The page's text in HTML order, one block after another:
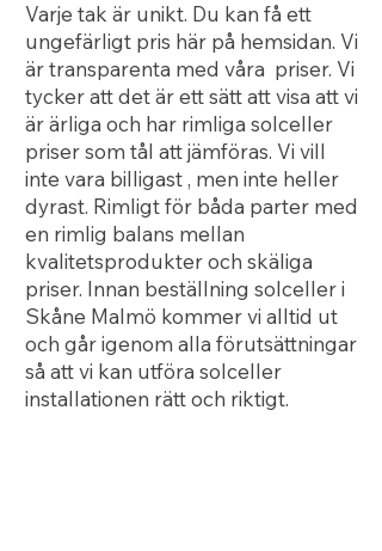
Varje tak är unikt. Du kan få ett
ungefärligt pris här på hemsidan. Vi
är transparenta med våra priser. Vi
tycker att det är ett sätt att visa att vi
är ärliga och har rimliga solceller
priser som tål att jämföras. Vi vill
inte vara billigast , men inte heller
dyrast. Rimligt för båda parter med
en rimlig balans mellan
kvalitetsprodukter och skäliga
priser. Innan beställning solceller i
Skåne Malmö kommer vi alltid ut
och går igenom alla förutsättningar
så att vi kan utföra solceller
installationen rätt och riktigt.